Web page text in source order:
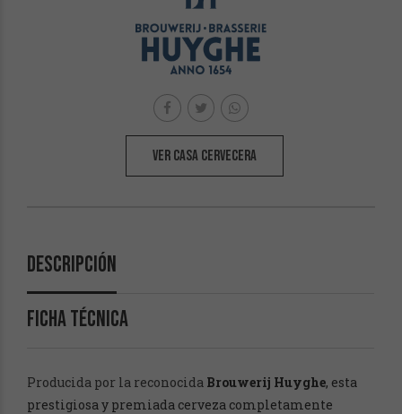
VER CASA CERVECERA
Descripción
FICHA TÉCNICA
Producida por la reconocida Brouwerij Huyghe, esta
prestigiosa y premiada cerveza completamente